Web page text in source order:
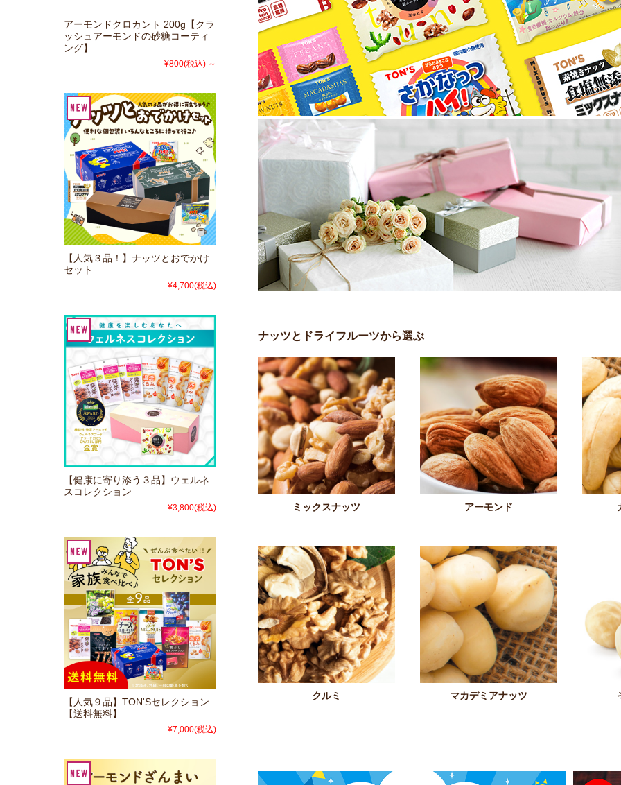
ナッツとドライフルーツから選ぶ
ミックスナッツ アーモンド
クルミ マカデミアナッツ
アーモンドクロカント 200g【クラ
ッシュアーモンドの砂糖コーティ
ング】
¥800(税込) ～
【人気３品！】ナッツとおでかけ
セット
¥4,700(税込)
【健康に寄り添う３品】ウェルネ
スコレクション
¥3,800(税込)
【人気９品】TON'Sセレクション
【送料無料】
¥7,000(税込)